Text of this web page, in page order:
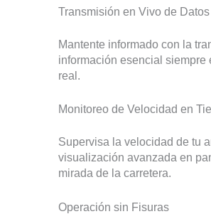
Transmisión en Vivo de Datos
Mantente informado con la
información esencial siempre
real.
Monitoreo de Velocidad en
Supervisa la velocidad de tu
visualización avanzada en
mirada de la carretera.
Operación sin Fisuras